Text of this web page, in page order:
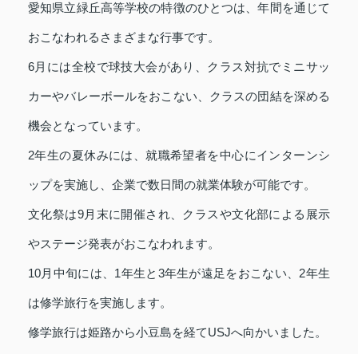
愛知県立緑丘高等学校の特徴のひとつは、年間を通じて
おこなわれるさまざまな行事です。
6月には全校で球技大会があり、クラス対抗でミニサッ
カーやバレーボールをおこない、クラスの団結を深める
機会となっています。
2年生の夏休みには、就職希望者を中心にインターンシ
ップを実施し、企業で数日間の就業体験が可能です。
文化祭は9月末に開催され、クラスや文化部による展示
やステージ発表がおこなわれます。
10月中旬には、1年生と3年生が遠足をおこない、2年生
は修学旅行を実施します。
修学旅行は姫路から小豆島を経てUSJへ向かいました。